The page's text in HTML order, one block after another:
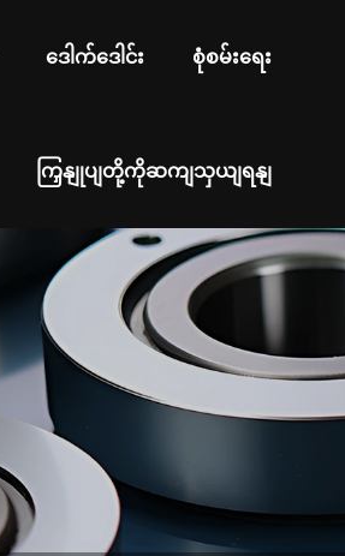
ဒေါက်ဒေါင်း စုံစမ်းရေး
ကြှနျုပျတို့ကိုဆကျသှယျရနျ